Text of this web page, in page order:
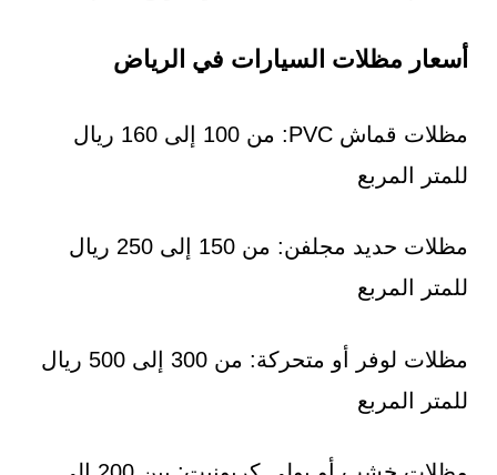
أسعار مظلات السيارات في الرياض
مظلات قماش PVC: من 100 إلى 160 ريال
للمتر المربع
مظلات حديد مجلفن: من 150 إلى 250 ريال
للمتر المربع
مظلات لوفر أو متحركة: من 300 إلى 500 ريال
للمتر المربع